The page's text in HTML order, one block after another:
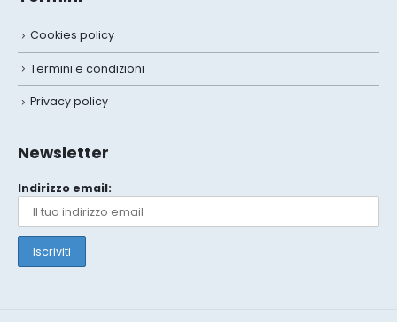
Cookies policy
Termini e condizioni
Privacy policy
Newsletter
Indirizzo email: